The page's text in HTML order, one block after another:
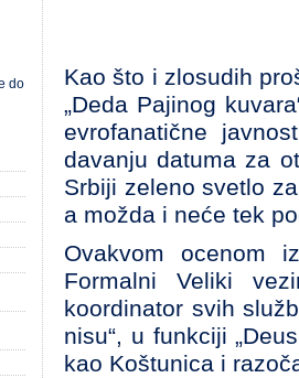
do
Kao što i zlosudih
„Deda Pajinog
evrofanatične
davanju datuma za
Srbiji zeleno svetlo
a možda i neće tek
Ovakvom ocenom
Formalni Veliki
koordinator svih
nisu“, u funkciji
kao Koštunica i